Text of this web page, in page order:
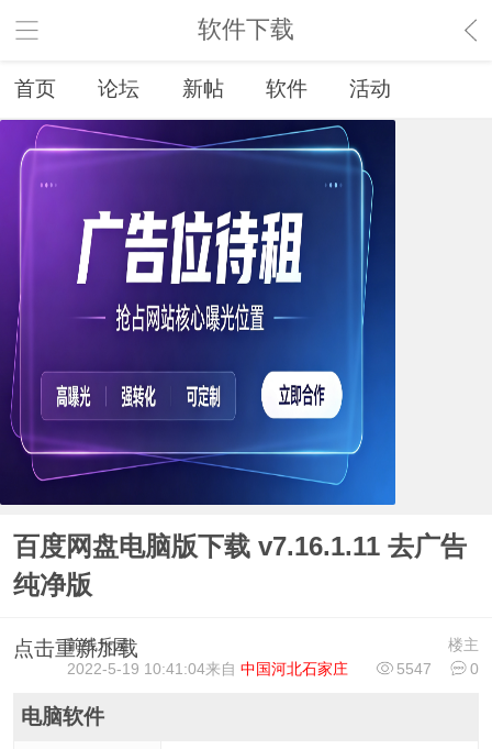
软件下载
首页 论坛 新帖 软件 活动
百度网盘电脑版下载 v7.16.1.11 去广告
纯净版
点击重新加载 楼主
前线乐园
5547
0
2022-5-19 10:41:04来自 中国河北石家庄
电脑软件